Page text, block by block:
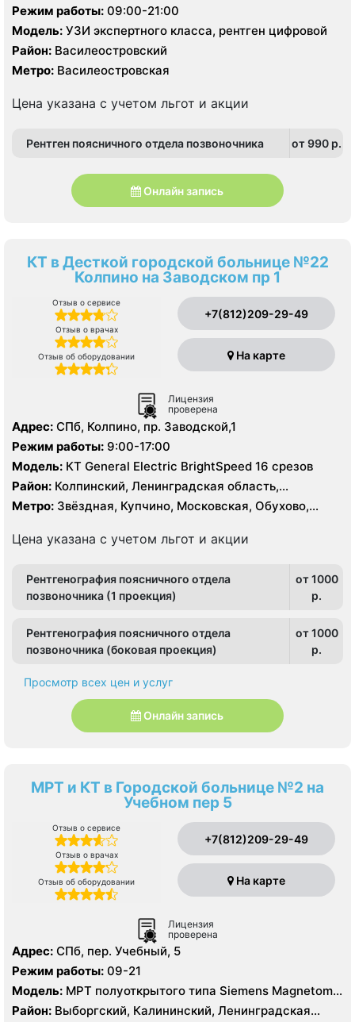
Режим работы: 09:00-21:00
Модель: УЗИ экспертного класса, рентген цифровой
Район: Василеостровский
Метро: Василеостровская
Цена указана с учетом льгот и акции
Рентген поясничного отдела позвоночника от 990 p.
Онлайн запись
КТ в Десткой городской больнице №22
Колпино на Заводском пр 1
Отзыв о сервисе
Отзыв о врачах
Отзыв об оборудовании
+7(812)209-29-49
На карте
Лицензия
проверена
Адрес: СПб, Колпино, пр. Заводской,1
Режим работы: 9:00-17:00
Модель: КТ General Electric BrightSpeed 16 срезов
Район: Колпинский, Ленинградская область,
Пушкинский
Метро: Звёздная, Купчино, Московская, Обухово,
Цена указана с учетом льгот и акции
Рентгенография поясничного отдела
позвоночника (1 проекция)
от 1000
p.
Рентгенография поясничного отдела
позвоночника (боковая проекция)
от 1000
p.
Просмотр всех цен и услуг
Онлайн запись
МРТ и КТ в Городской больнице №2 на
Учебном пер 5
Отзыв о сервисе
Отзыв о врачах
Отзыв об оборудовании
+7(812)209-29-49
На карте
Лицензия
проверена
Адрес: СПб, пер. Учебный, 5
Режим работы: 09-21
Модель: МРТ полуоткрытого типа Siemens Magnetom
Espree 1.5 Тесла, КТ Siemens SOMATOM Definition 16
Район: Выборгский, Калининский, Ленинградская